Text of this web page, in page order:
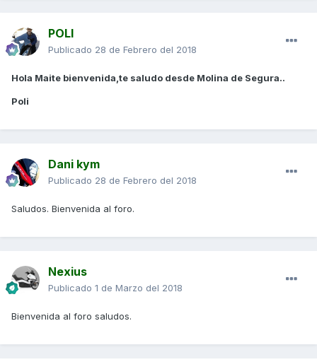
POLI
Publicado 28 de Febrero del 2018
Hola Maite bienvenida,te saludo desde Molina de Segura..
Poli
Dani kym
Publicado 28 de Febrero del 2018
Saludos. Bienvenida al foro.
Nexius
Publicado 1 de Marzo del 2018
Bienvenida al foro saludos.